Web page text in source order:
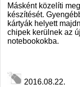
Másként közelíti
készítését.
kártyák helyett
chipek kerülnek az
notebookokba.
2016.08.22.